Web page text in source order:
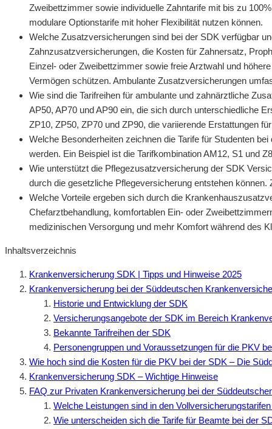
Zweibettzimmer sowie individuelle Zahntarife mit bis zu
modulare Optionstarife mit hoher Flexibilität nutzen können.
Welche Zusatzversicherungen sind bei der SDK verfügbar
Zahnzusatzversicherungen, die Kosten für Zahnersatz,
Einzel- oder Zweibettzimmer sowie freie Arztwahl und
Vermögen schützen. Ambulante Zusatzversicherungen
Wie sind die Tarifreihen für ambulante und zahnärztliche
AP50, AP70 und AP90 ein, die sich durch unterschiedliche
ZP10, ZP50, ZP70 und ZP90, die variierende Erstattungen
Welche Besonderheiten zeichnen die Tarife für Studenten
werden. Ein Beispiel ist die Tarifkombination AM12, S1 und
Wie unterstützt die Pflegezusatzversicherung der SDK
durch die gesetzliche Pflegeversicherung entstehen
Welche Vorteile ergeben sich durch die
Chefarztbehandlung, komfortablen Ein- oder
medizinischen Versorgung und mehr Komfort während des
Inhaltsverzeichnis
Krankenversicherung SDK | Tipps und Hinweise 2025
Krankenversicherung bei der Süddeutschen
Historie und Entwicklung der SDK
Versicherungsangebote der SDK im Bereich
Bekannte Tarifreihen der SDK
Personengruppen und Voraussetzungen für die PKV
Wie hoch sind die Kosten für die PKV bei der SDK – Die
Krankenversicherung SDK – Wichtige Hinweise
FAQ zur Privaten Krankenversicherung bei der
Welche Leistungen sind in den
Wie unterscheiden sich die Tarife für Beamte bei der